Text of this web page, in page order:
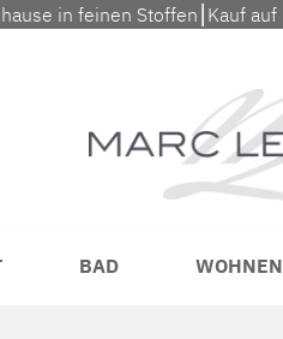
in feinen Stoffen⎮Kauf
BAD WOHNEN